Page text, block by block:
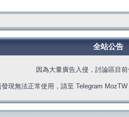
全站公告
因為大量廣告入侵，討論區目前
現無法正常使用，請至 Telegram